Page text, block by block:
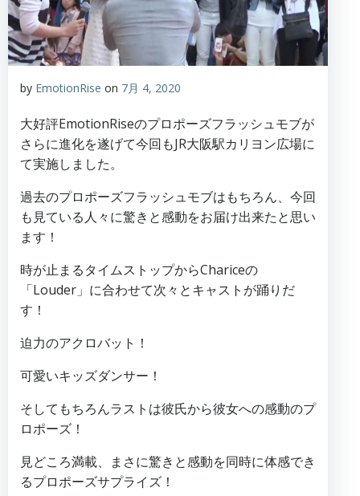
by EmotionRise on 7月 4, 2020
大好評EmotionRiseのプロポーズフラッシュモブが
さらに進化を遂げて今回もJR大阪駅カリヨン広場に
て実施しました。
過去のプロポーズフラッシュモブはもちろん、今回
も見ている人々に驚きと感動をお届け出来たと思い
ます！
時が止まるタイムストップからChariceの
「Louder」に合わせて次々とキャストが踊りだ
す！
迫力のアクロバット！
可愛いキッズダンサー！
そしてもちろんラストは彼氏から彼女への感動のプ
ロポーズ！
見どころ満載、まさに驚きと感動を同時に体感でき
るプロポーズサプライズ！